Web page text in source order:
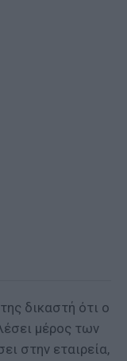
δικαστή ότι ο
μέρος των
στην εταιρεία,